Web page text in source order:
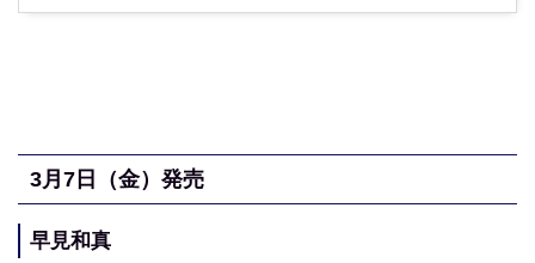
3月7日（金）発売
早見和真